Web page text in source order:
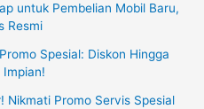
untuk Pembelian Mobil Baru,
Resmi
Spesial: Diskon Hingga
Nikmati Promo Servis Spesial